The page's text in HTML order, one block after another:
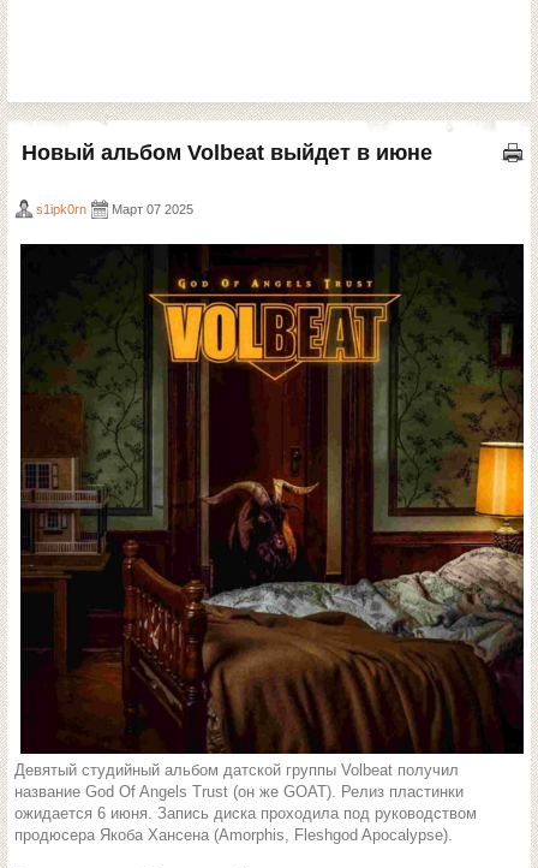
Новый альбом Volbeat выйдет в июне
s1ipk0rn Март 07 2025
Девятый студийный альбом датской группы Volbeat получил
название God Of Angels Trust (он же GOAT). Релиз пластинки
ожидается 6 июня. Запись диска проходила под руководством
продюсера Якоба Хансена (Amorphis, Fleshgod Apocalypse).